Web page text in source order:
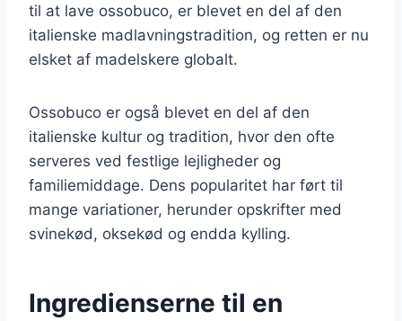
til at lave ossobuco, er blevet en del af den
italienske madlavningstradition, og retten er nu
elsket af madelskere globalt.
Ossobuco er også blevet en del af den
italienske kultur og tradition, hvor den ofte
serveres ved festlige lejligheder og
familiemiddage. Dens popularitet har ført til
mange variationer, herunder opskrifter med
svinekød, oksekød og endda kylling.
Ingredienserne til en